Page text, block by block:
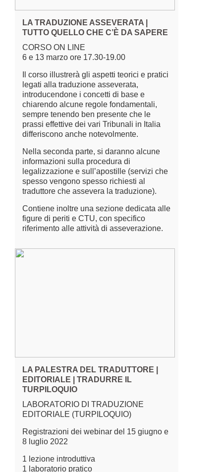
LA TRADUZIONE ASSEVERATA |
TUTTO QUELLO CHE C’È DA SAPERE
CORSO ON LINE
6 e 13 marzo ore 17.30-19.00
Il corso illustrerà gli aspetti teorici e pratici
legati alla traduzione asseverata,
introducendone i concetti di base e
chiarendo alcune regole fondamentali,
sempre tenendo ben presente che le
prassi effettive dei vari Tribunali in Italia
differiscono anche notevolmente.
Nella seconda parte, si daranno alcune
informazioni sulla procedura di
legalizzazione e sull’apostille (servizi che
spesso vengono spesso richiesti al
traduttore che assevera la traduzione).
Contiene inoltre una sezione dedicata alle
figure di periti e CTU, con specifico
riferimento alle attività di asseverazione.
LA PALESTRA DEL TRADUTTORE |
EDITORIALE | TRADURRE IL
TURPILOQUIO
LABORATORIO DI TRADUZIONE
EDITORIALE (TURPILOQUIO)
Registrazioni dei webinar del 15 giugno e
8 luglio 2022
1 lezione introduttiva
1 laboratorio pratico